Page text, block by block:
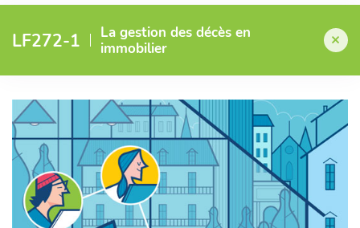
LF272-1
La gestion des décès en
immobilier